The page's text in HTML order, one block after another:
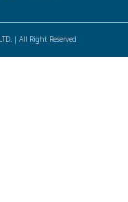
| All Right Reserved